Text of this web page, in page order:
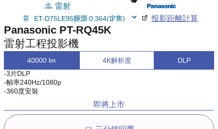
雷射
投影距離計算
Panasonic PT-RQ45K
雷射工程投影機
40000 lm 4K解析度
DLP
-3片DLP
-幀率240Hz/1080p
-360度安裝
即將上市